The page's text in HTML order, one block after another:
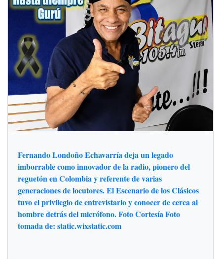
Fernando Londoño Echavarría deja un legado
imborrable como innovador de la radio, pionero del
reguetón en Colombia y referente de varias
generaciones de locutores. El Escenario de los Clásicos
tuvo el privilegio de entrevistarlo y conocer de cerca al
hombre detrás del micrófono. Foto Cortesía Foto
tomada de: static.wixstatic.com